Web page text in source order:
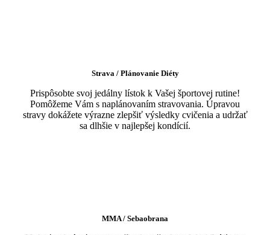
Strava / Plánovanie Diéty
Prispôsobte svoj jedálny lístok k Vašej športovej rutine!
Pomôžeme Vám s naplánovaním stravovania. Úpravou
stravy dokážete výrazne zlepšiť výsledky cvičenia a udržať
sa dlhšie v najlepšej kondícií.
MMA / Sebaobrana